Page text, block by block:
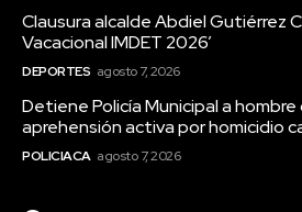
Clausura alcalde Abdiel Gutiérrez
Vacacional IMDET 2026’
DEPORTES agosto 7, 2026
Detiene Policía Municipal a
aprehensión activa por homicidio
POLICIACA agosto 7, 2026